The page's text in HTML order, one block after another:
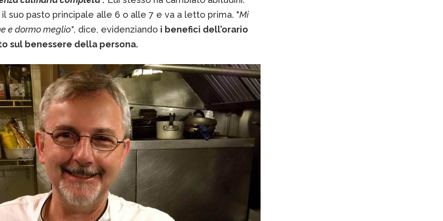
il suo pasto principale alle 6 o alle 7 e va a letto prima. "Mi
e dormo meglio", dice, evidenziando i benefici dell’orario
sul benessere della persona.